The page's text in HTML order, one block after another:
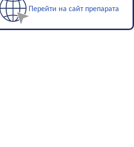
Перейти на сайт препарата